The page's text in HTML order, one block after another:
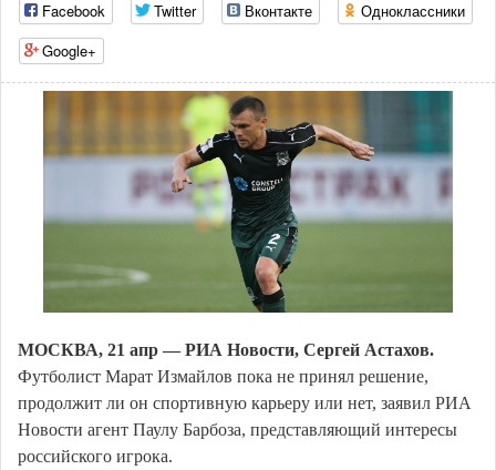
Facebook Twitter Вконтакте
Одноклассники
Google+
МОСКВА, 21 апр — РИА Новости, Сергей Астахов.
Футболист Марат Измайлов пока не принял решение,
продолжит ли он спортивную карьеру или нет, заявил РИА
Новости агент Паулу Барбоза, представляющий интересы
российского игрока.